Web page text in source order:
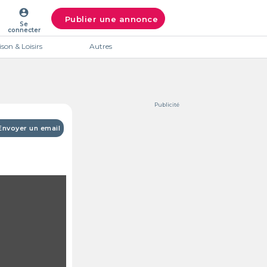
account_circle
Se
connecter
Publier une annonce
& Loisirs Autres
un email
Publicité